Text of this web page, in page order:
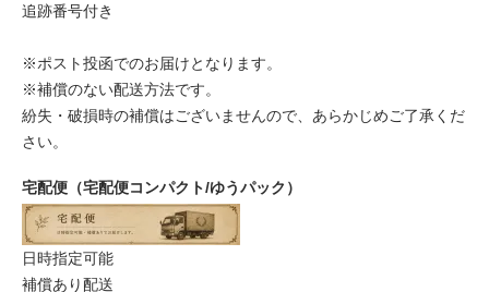
追跡番号付き
※ポスト投函でのお届けとなります。
※補償のない配送方法です。
紛失・破損時の補償はございませんので、あらかじめご了承くだ
さい。
宅配便（宅配便コンパクト/ゆうパック）
日時指定可能
補償あり配送